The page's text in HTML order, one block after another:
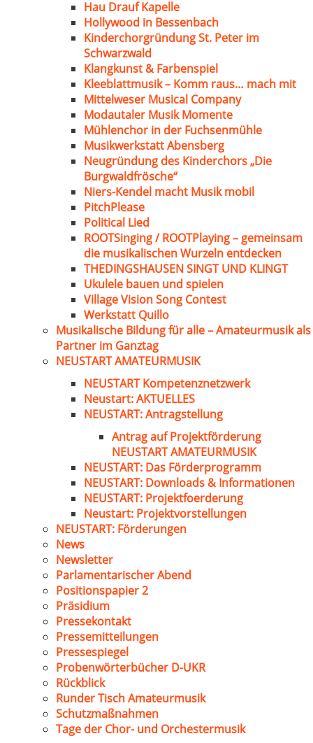
Hau Drauf Kapelle
Hollywood in Bessenbach
Kinderchorgründung St. Peter im
Schwarzwald
Klangkunst & Farbenspiel
Kleeblattmusik – Komm raus… mach mit
Mittelweser Musical Company
Modautaler Musik Momente
Mühlenchor in der Fuchsenmühle
Musikwerkstatt Abensberg
Neugründung des Kinderchors „Die
Burgwaldfrösche“
Niers-Kendel macht Musik mobil
PitchPlease
Political Lied
ROOTSinging / ROOTPlaying – gemeinsam
die musikalischen Wurzeln entdecken
THEDINGSHAUSEN SINGT UND KLINGT
Ukulele bauen und spielen
Village Vision Song Contest
Werkstatt Quillo
Musikalische Bildung für alle – Amateurmusik als
Partner im Ganztag
NEUSTART AMATEURMUSIK
NEUSTART Kompetenznetzwerk
Neustart: AKTUELLES
NEUSTART: Antragstellung
Antrag auf Projektförderung
NEUSTART AMATEURMUSIK
NEUSTART: Das Förderprogramm
NEUSTART: Downloads & Informationen
NEUSTART: Projektfoerderung
Neustart: Projektvorstellungen
NEUSTART: Förderungen
News
Newsletter
Parlamentarischer Abend
Positionspapier 2
Präsidium
Pressekontakt
Pressemitteilungen
Pressespiegel
Probenwörterbücher D-UKR
Rückblick
Runder Tisch Amateurmusik
Schutzmaßnahmen
Tage der Chor- und Orchestermusik